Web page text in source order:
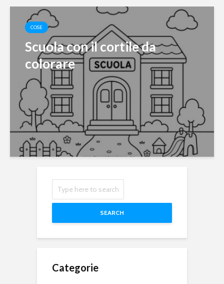
COSE
Scuola con il cortile da
colorare
SEARCH
Categorie